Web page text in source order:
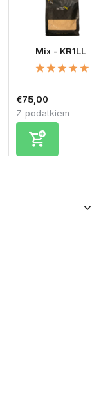
Mix - KR1LL
€75,00
Z podatkiem